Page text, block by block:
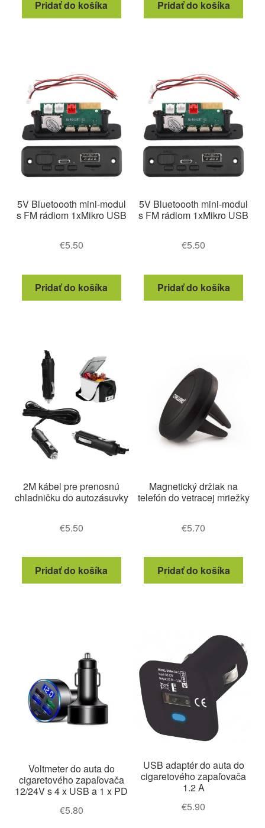
Pridať do košíka Pridať do košíka
5V Bluetoooth mini-modul
s FM rádiom 1xMikro USB
€5.50
Pridať do košíka
5V Bluetoooth mini-modul
s FM rádiom 1xMikro USB
€5.50
Pridať do košíka
2M kábel pre prenosnú
chladničku do autozásuvky
€5.50
Pridať do košíka
Magnetický držiak na
telefón do vetracej mriežky
€5.70
Pridať do košíka
Voltmeter do auta do
cigaretového zapaľovača
12/24V s 4 x USB a 1 x PD
€5.80
USB adaptér do auta do
cigaretového zapaľovača
1.2 A
€5.90